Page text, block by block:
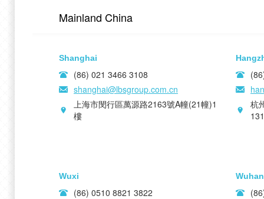
Mainland China
Shanghai
(86) 021 3466 3108
shanghai@lbsgroup.com.cn
上海市閔行區萬源路2163號A幢(21幢)1
樓
杭
Wuxi
(86) 0510 8821 3822
Wuhan